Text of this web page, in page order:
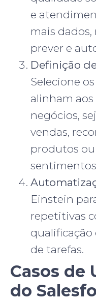
e
mais
prever e
Definição
Selecione
alinham
negócios,
vendas,
produtos ou
Einstein
repetitivas
qualificação
de tarefas.
Casos de
do